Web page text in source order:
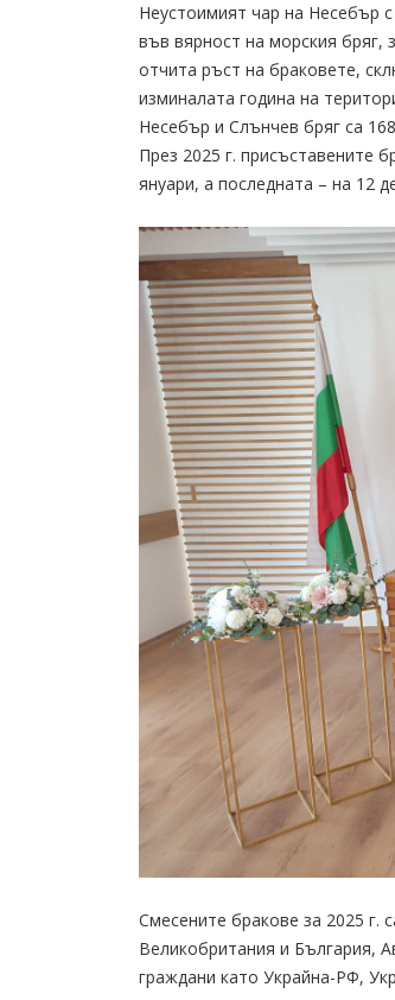
Неустоимият чар на Несебър
във вярност на морския бряг,
отчита ръст на браковете,
изминалата година на
Несебър и Слънчев бряг са
През 2025 г. присъставените
януари, а последната – на 12
Смесените бракове за 2025 г.
Великобритания и България,
граждани като Украйна-РФ,